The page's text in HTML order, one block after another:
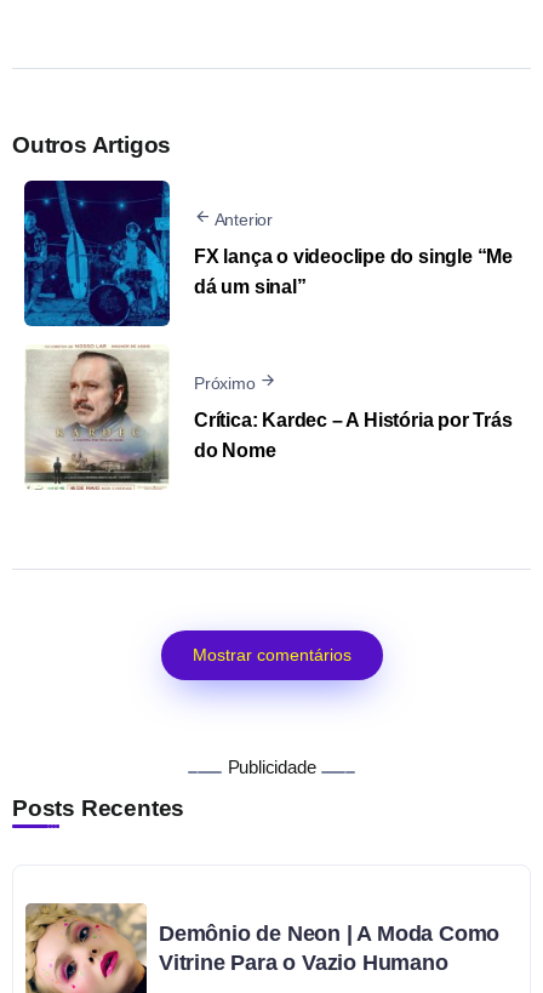
Outros Artigos
Anterior
FX lança o videoclipe do single “Me
dá um sinal”
Próximo
Crítica: Kardec – A História por Trás
do Nome
Mostrar comentários
Publicidade
Posts Recentes
Demônio de Neon | A Moda Como
Vitrine Para o Vazio Humano